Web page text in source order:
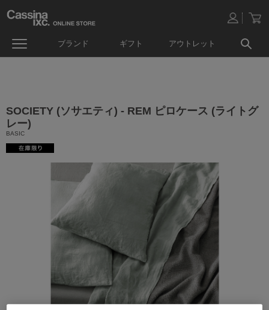
ブランド ギフト アウトレット
SOCIETY (ソサエティ) - REM ピロケース (ライトグ
レー)
BASIC